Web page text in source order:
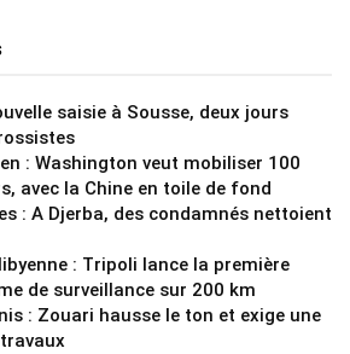
saisie à Sousse, deux jours
: Washington veut mobiliser 100
avec la Chine en toile de fond
: A Djerba, des condamnés nettoient
: Tripoli lance la première
de surveillance sur 200 km
: Zouari hausse le ton et exige une